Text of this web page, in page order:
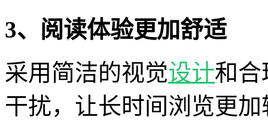
3、阅读体验更加舒适
采用简洁的视觉设计和合
干扰，让长时间浏览更